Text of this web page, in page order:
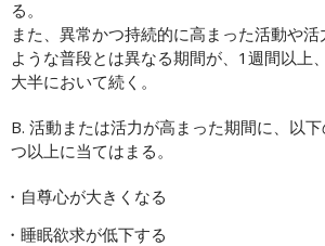
る。
また、異常かつ持続的に高まった活動や
ような普段とは異なる期間が、1週間以
大半において続く。
B. 活動または活力が高まった期間に、以
つ以上に当てはまる。
自尊心が大きくなる
睡眠欲求が低下する